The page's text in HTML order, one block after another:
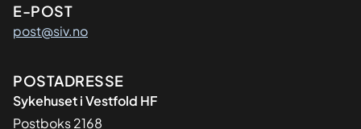
E-POST
post@siv.no
Adresse
POSTADRESSE
Sykehuset i Vestfold HF
Postboks 2168